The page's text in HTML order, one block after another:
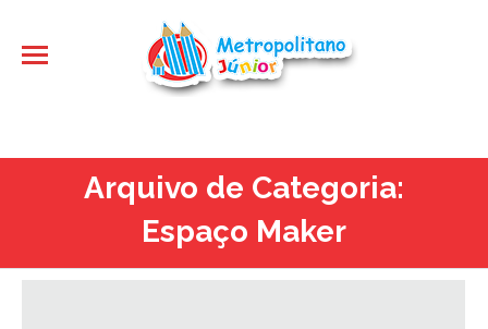
Arquivo de Categoria:
Espaço Maker